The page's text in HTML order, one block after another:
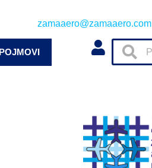
zamaaero@zamaaero.com